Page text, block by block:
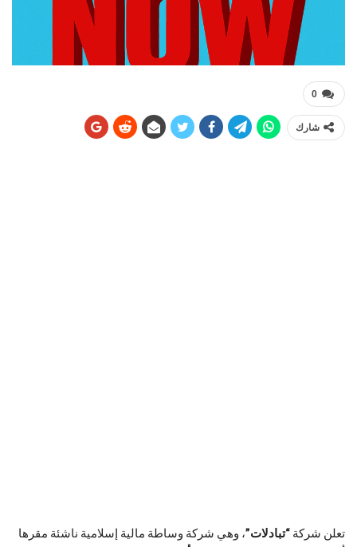
0
شارك
تعلن شركة “تبادلات”، وهي شركة وساطة مالية إسلامية ناشئة مقرها